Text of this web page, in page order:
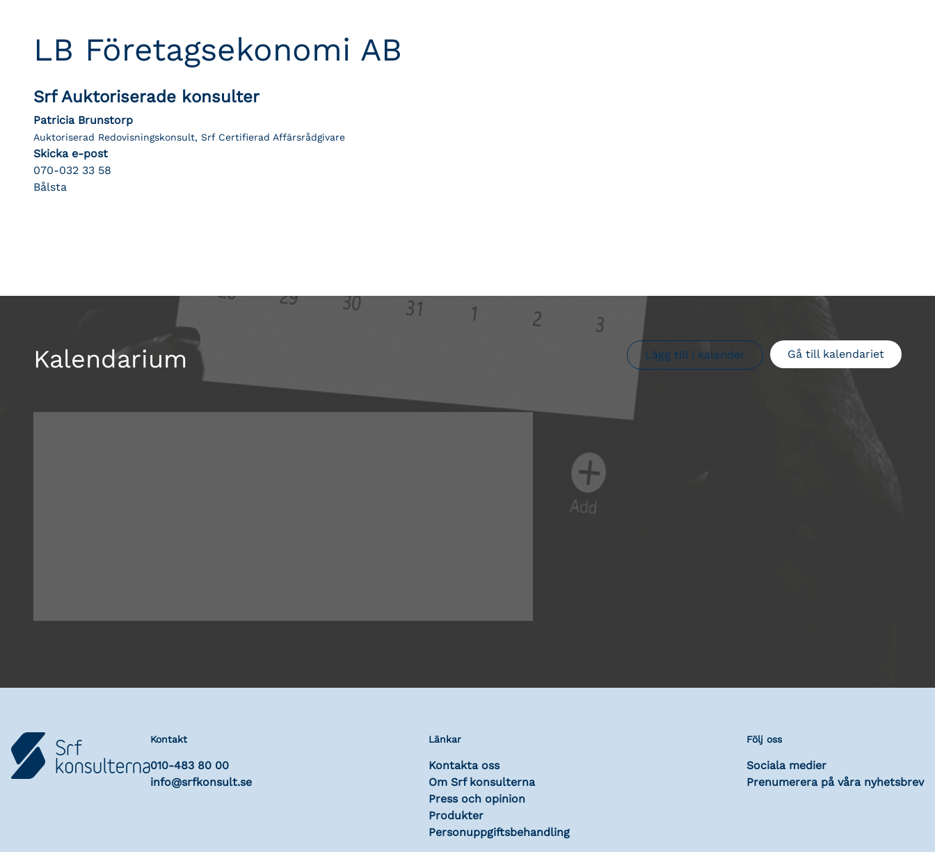
LB Företagsekonomi AB
Srf Auktoriserade konsulter
Patricia Brunstorp
Auktoriserad Redovisningskonsult, Srf Certifierad Affärsrådgivare
Skicka e-post
070-032 33 58
Bålsta
Kalendarium Gå till kalendariet
Lägg till i kalender
Kontakt
010-483 80 00
info@srfkonsult.se
Länkar
Kontakta oss
Om Srf konsulterna
Press och opinion
Produkter
Personuppgiftsbehandling
Följ oss
Sociala medier
Prenumerera på våra nyhetsbrev